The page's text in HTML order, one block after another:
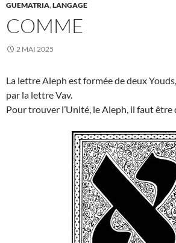
GUEMATRIA,LANGAGE
COMME
2 MAI 2025
La lettre Aleph est formée de deux
par la lettre Vav.
Pour trouver l’Unité, le Aleph, il faut être